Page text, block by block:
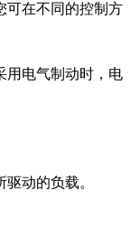
可在不同的控制方
用电气制动时，电
动的负载。